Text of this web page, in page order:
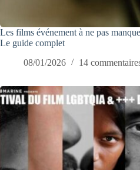
Les films événement à ne pas
Le guide complet
08/01/2026
14